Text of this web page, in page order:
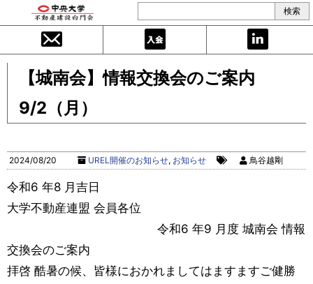
【城南会】情報交換会のご案内
9/2（月）
2024/08/20 UREL開催のお知らせ, お知らせ 鳥谷越剛
令和6 年8 月吉日
大学不動産連盟 会員各位
令和6 年9 月度 城南会 情報
交換会のご案内
拝啓 酷暑の候、皆様におかれましてはますますご健勝